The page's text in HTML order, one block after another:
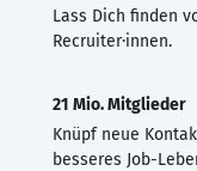
Lass Dich finden
Recruiter·innen.
21 Mio. Mitglieder
Knüpf neue
besseres Job-